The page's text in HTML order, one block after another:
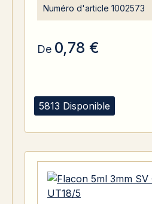
5813 Disponible
Numéro d'article 1002573
De 0,78 €